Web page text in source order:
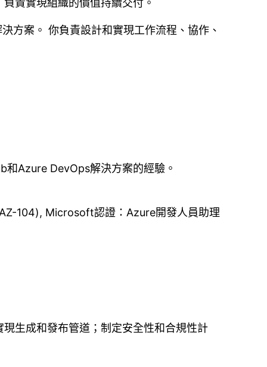
責實現組織的價值持續交付。
方案。 你負責設計和實現工作流程、協作、
Azure DevOps解決方案的經驗。
104), Microsoft認證：Azure開發人員助理
生成和發布管道；制定安全性和合規性計